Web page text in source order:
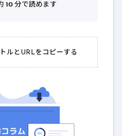
10分で読めます
ルとURLをコピーする